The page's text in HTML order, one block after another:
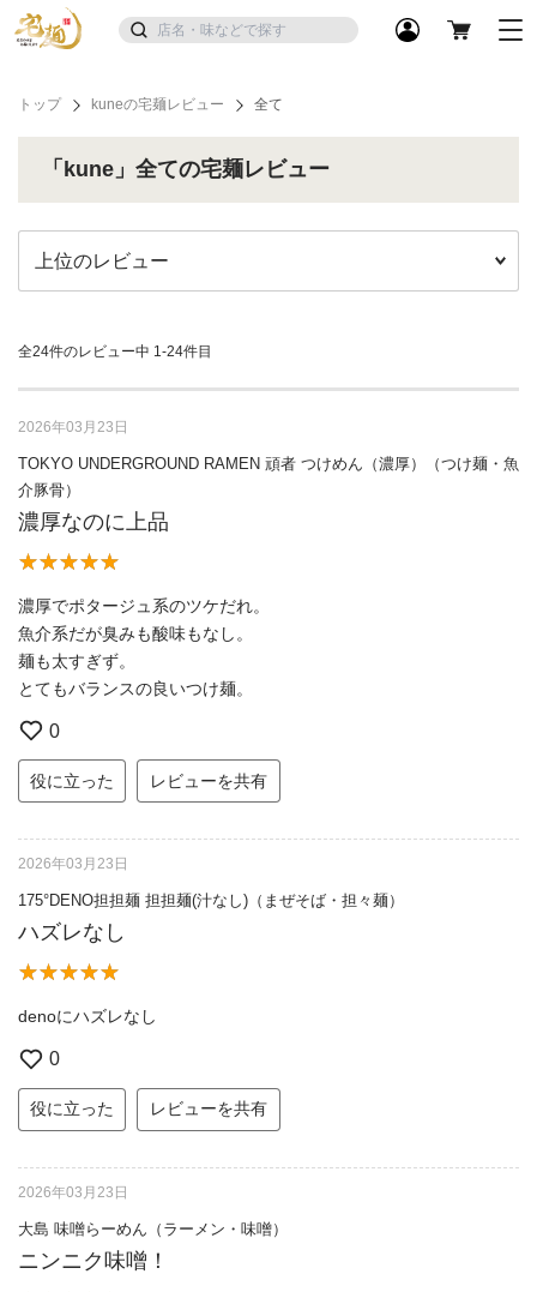
トップ kuneの宅麺レビュー 全て
「kune」全ての宅麺レビュー
全24件のレビュー中 1-24件目
2026年03月23日
TOKYO UNDERGROUND RAMEN 頑者 つけめん（濃厚）（つけ麺・魚
介豚骨）
濃厚なのに上品
濃厚でポタージュ系のツケだれ。
魚介系だが臭みも酸味もなし。
麺も太すぎず。
とてもバランスの良いつけ麺。
0
役に立った レビューを共有
2026年03月23日
175°DENO担担麺 担担麺(汁なし)（まぜそば・担々麺）
ハズレなし
denoにハズレなし
0
役に立った レビューを共有
2026年03月23日
大島 味噌らーめん（ラーメン・味噌）
ニンニク味噌！